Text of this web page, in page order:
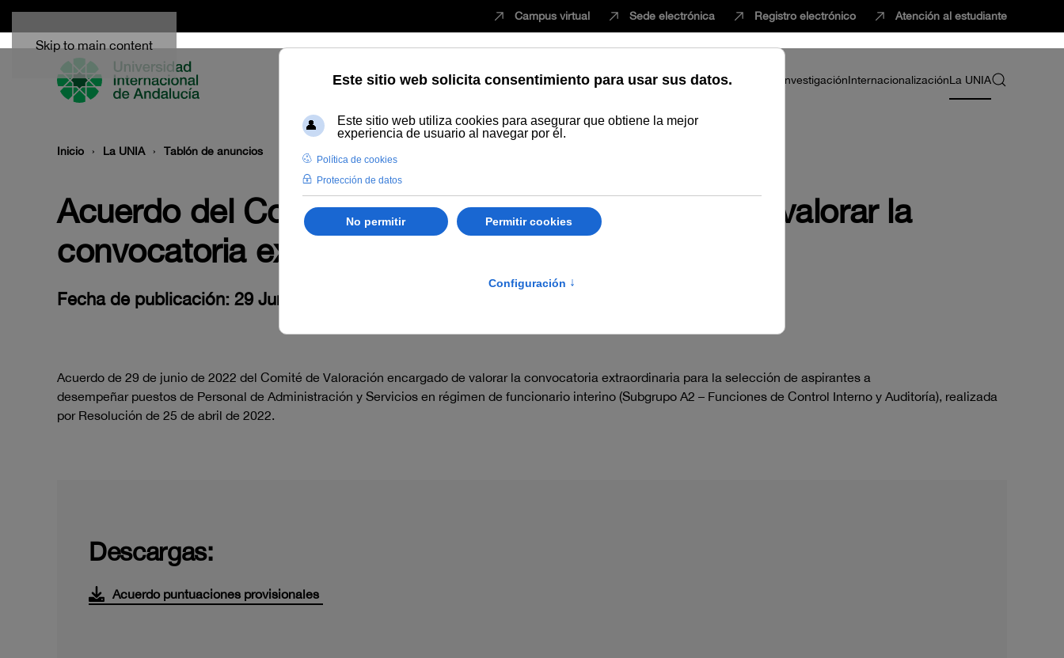
Skip to main content
Campus virtual Sede electrónica Registro electrónico Atención al estudiante
EstudiarInnovaciónVida universitariaProfesorado InvestigaciónInternacionalizaciónLa UNIA
Inicio La UNIA Tablón de anuncios
Acuerdo del Comité de Valoración encargado de valorar la
convocatoria extraordinaria (Control Interno)
Fecha de publicación: 29 Junio 2022
Acuerdo de 29 de junio de 2022 del Comité de Valoración encargado de valorar la convocatoria extraordinaria para la selección de aspirantes a
desempeñar puestos de Personal de Administración y Servicios en régimen de funcionario interino (Subgrupo A2 – Funciones de Control Interno y Auditoría), realizada
por Resolución de 25 de abril de 2022.
Descargas:
Acuerdo puntuaciones provisionales